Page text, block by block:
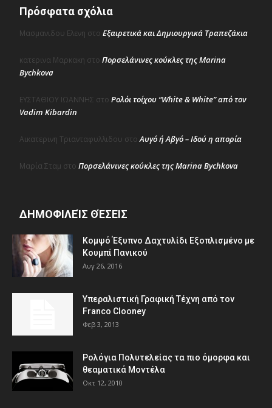
Πρόσφατα σχόλια
Μασμανιδου Ελενη στο Εξαιρετικά και Δημιουργικά Τραπεζάκια
κατερινα Μαρκακη στο Πορσελάνινες κούκλες της Marina
Bychkova
ΕΥΣΤΑΘΙΟΥ ΙΩΑΝΝΗΣ στο Ρολόι τοίχου “White & White” από τον
Vadim Kibardin
Αικατερινη Τριανταφυλλιδου στοΑυγό ή Αβγό – Ιδού η απορία
Μαρία Σταμ στο Πορσελάνινες κούκλες της Marina Bychkova
ΔΗΜΟΦΙΛΕΊΣ ΘΈΣΕΙΣ
Κομψό Έξυπνο Δαχτυλίδι Εξοπλισμένο με
Κουμπί Πανικού
Αυγ 26, 2016
Υπεραλιστική Γραφική Τέχνη από τον
Franco Clooney
Φεβ 3, 2013
Ρολόγια Πολυτελείας τα πιο όμορφα και
θεαματικά Μοντέλα
Οκτ 12, 2010